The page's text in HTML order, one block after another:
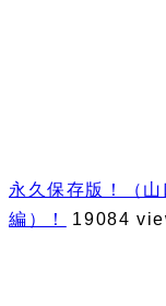
永久保存版！（
編）！
19084